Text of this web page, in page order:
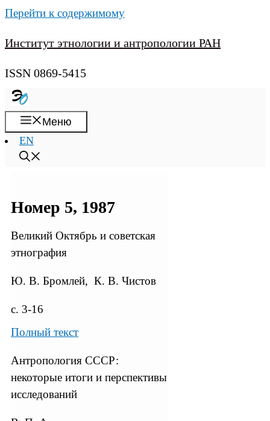
Перейти к содержимому
Институт этнологии и антропологии РАН
ISSN 0869-5415
Меню
EN
Номер 5, 1987
Великий Октябрь и советская
этнография
Ю. В. Бромлей, К. В. Чистов
с. 3-16
Полный текст
Антропология СССР:
некоторые итоги и перспективы
исследований